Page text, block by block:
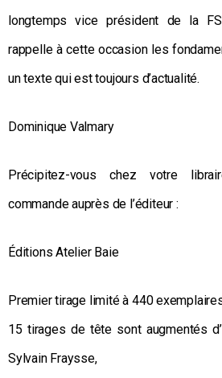
longtemps vice président de la
rappelle à cette occasion les
un texte qui est toujours d’actualité.
Dominique Valmary
Précipitez-vous chez votre
commande auprès de l’éditeur :
Éditions Atelier Baie
Premier tirage limité à 440
15 tirages de tête sont augmentés
Sylvain Fraysse,